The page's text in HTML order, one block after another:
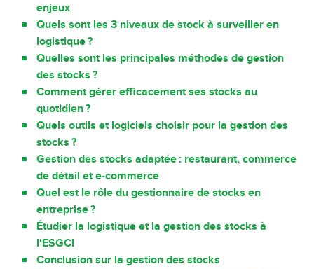
enjeux
Quels sont les 3 niveaux de stock à surveiller en
logistique ?
Quelles sont les principales méthodes de gestion
des stocks ?
Comment gérer efficacement ses stocks au
quotidien ?
Quels outils et logiciels choisir pour la gestion des
stocks ?
Gestion des stocks adaptée : restaurant, commerce
de détail et e-commerce
Quel est le rôle du gestionnaire de stocks en
entreprise ?
Étudier la logistique et la gestion des stocks à
l'ESGCI
Conclusion sur la gestion des stocks